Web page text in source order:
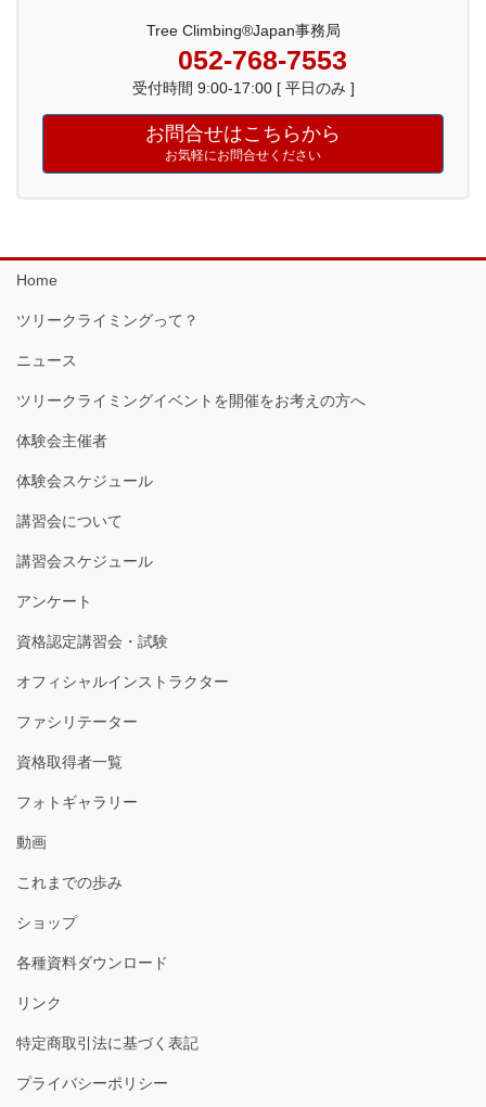
Tree Climbing®Japan事務局
052-768-7553
受付時間 9:00-17:00 [ 平日のみ ]
お問合せはこちらから
お気軽にお問合せください
Home
ツリークライミングって？
ニュース
ツリークライミングイベントを開催をお考えの方へ
体験会主催者
体験会スケジュール
講習会について
講習会スケジュール
アンケート
資格認定講習会・試験
オフィシャルインストラクター
ファシリテーター
資格取得者一覧
フォトギャラリー
動画
これまでの歩み
ショップ
各種資料ダウンロード
リンク
特定商取引法に基づく表記
プライバシーポリシー